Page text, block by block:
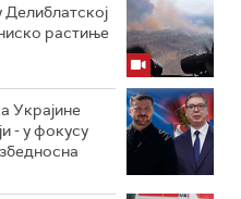
Делиблатској
растиње
Украјине
- у фокусу